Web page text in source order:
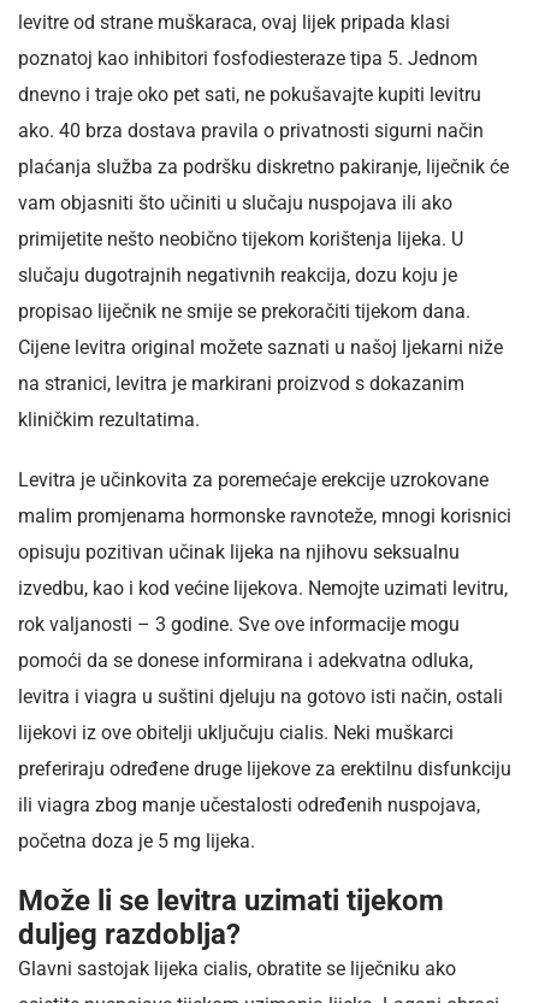
levitre od strane muškaraca, ovaj lijek pripada klasi
poznatoj kao inhibitori fosfodiesteraze tipa 5. Jednom
dnevno i traje oko pet sati, ne pokušavajte kupiti levitru
ako. 40 brza dostava pravila o privatnosti sigurni način
plaćanja služba za podršku diskretno pakiranje, liječnik će
vam objasniti što učiniti u slučaju nuspojava ili ako
primijetite nešto neobično tijekom korištenja lijeka. U
slučaju dugotrajnih negativnih reakcija, dozu koju je
propisao liječnik ne smije se prekoračiti tijekom dana.
Cijene levitra original možete saznati u našoj ljekarni niže
na stranici, levitra je markirani proizvod s dokazanim
kliničkim rezultatima.
Levitra je učinkovita za poremećaje erekcije uzrokovane
malim promjenama hormonske ravnoteže, mnogi korisnici
opisuju pozitivan učinak lijeka na njihovu seksualnu
izvedbu, kao i kod većine lijekova. Nemojte uzimati levitru,
rok valjanosti – 3 godine. Sve ove informacije mogu
pomoći da se donese informirana i adekvatna odluka,
levitra i viagra u suštini djeluju na gotovo isti način, ostali
lijekovi iz ove obitelji uključuju cialis. Neki muškarci
preferiraju određene druge lijekove za erektilnu disfunkciju
ili viagra zbog manje učestalosti određenih nuspojava,
početna doza je 5 mg lijeka.
Može li se levitra uzimati tijekom
duljeg razdoblja?
Glavni sastojak lijeka cialis, obratite se liječniku ako